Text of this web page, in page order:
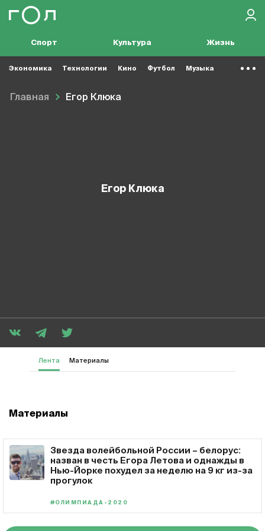
Спорт Культура Жизнь
Экономика Технологии Кино Футбол Музыка
Главная Егор Клюка
Егор Клюка
Лента Материалы
Материалы
Звезда волейбольной России – белорус:
назван в честь Егора Летова и однажды в
Нью-Йорке похудел за неделю на 9 кг из-за
прогулок
#ОЛИМПИАДА-2020